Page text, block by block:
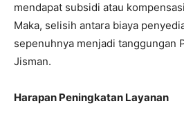
mendapat subsidi atau
Maka, selisih antara biaya
sepenuhnya menjadi tanggungan
Jisman.
Harapan Peningkatan Layanan